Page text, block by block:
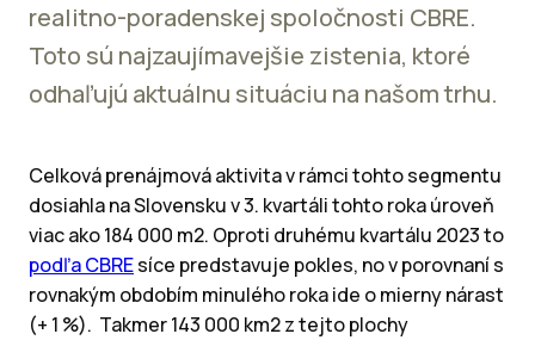
realitno-poradenskej spoločnosti CBRE.
Toto sú najzaujímavejšie zistenia, ktoré
odhaľujú aktuálnu situáciu na našom trhu.
Celková prenájmová aktivita v rámci tohto segmentu
dosiahla na Slovensku v 3. kvartáli tohto roka úroveň
viac ako 184 000 m2. Oproti druhému kvartálu 2023 to
podľa CBREsíce predstavuje pokles, no v porovnaní s
rovnakým obdobím minulého roka ide o mierny nárast
(+ 1 %). Takmer 143 000 km2 z tejto plochy